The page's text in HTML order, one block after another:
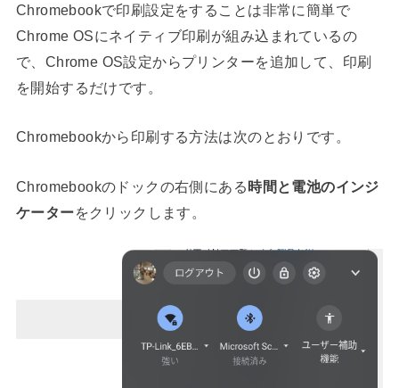
Chromebookで印刷設定をすることは非常に簡単で
Chrome OSにネイティブ印刷が組み込まれているの
で、Chrome OS設定からプリンターを追加して、印刷
を開始するだけです。
Chromebookから印刷する方法は次のとおりです。
Chromebookのドックの右側にある時間と電池のインジ
ケーターをクリックします。